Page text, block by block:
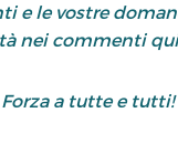
e le vostre
nei commenti
Forza a tutte e tutti!